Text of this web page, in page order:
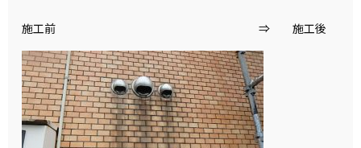
施工前 ⇒ 施工後